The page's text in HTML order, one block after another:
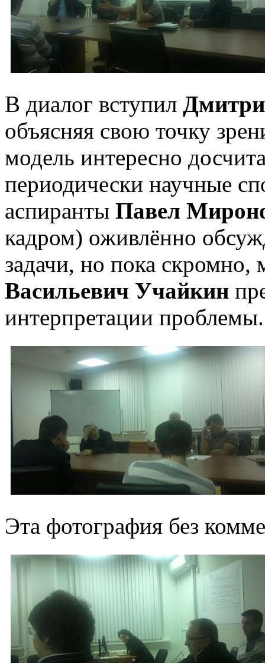
В диалог вступил
объясняя свою точку
модель интересно
периодически научные
аспиранты Павел
кадром) оживлённо
задачи, но пока
Васильевич Учайкин
интерпретации проблемы.
Эта фотография без